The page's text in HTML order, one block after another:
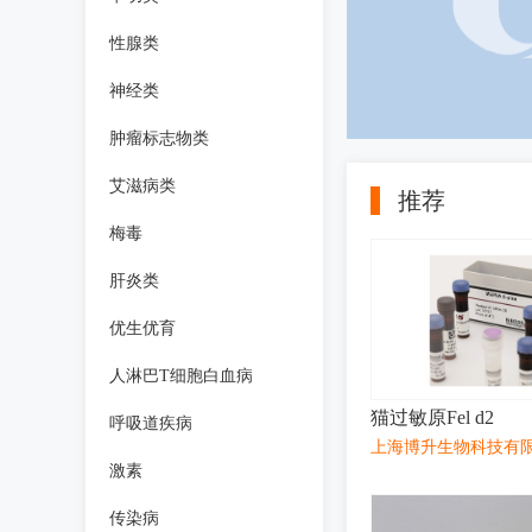
性腺类
神经类
肿瘤标志物类
艾滋病类
梅毒
肝炎类
优生优育
人淋巴T细胞白血病
呼吸道疾病
激素
传染病
推荐
猫过敏原Fel d2
上海博升生物科技有